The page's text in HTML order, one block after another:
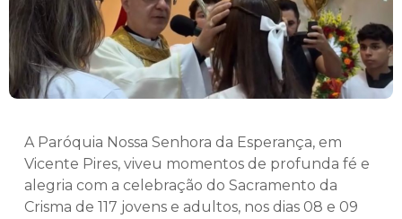
A Paróquia Nossa Senhora da Esperança, em
Vicente Pires, viveu momentos de profunda fé e
alegria com a celebração do Sacramento da
Crisma de 117 jovens e adultos, nos dias 08 e 09